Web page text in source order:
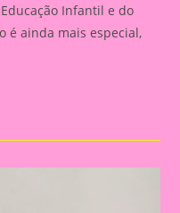
Infantil e do
é ainda mais especial,